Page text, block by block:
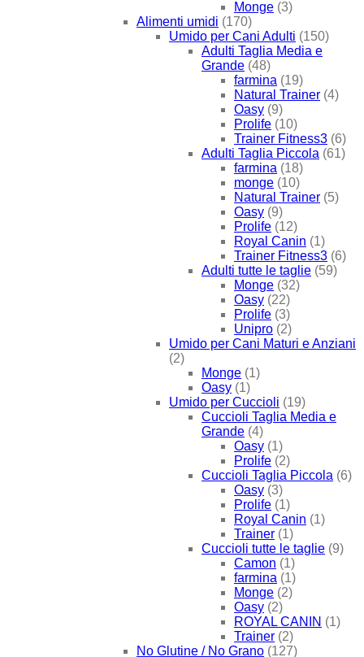
Monge (3)
Alimenti umidi (170)
Umido per Cani Adulti (150)
Adulti Taglia Media e
Grande (48)
farmina (19)
Natural Trainer (4)
Oasy (9)
Prolife (10)
Trainer Fitness3 (6)
Adulti Taglia Piccola (61)
farmina (18)
monge (10)
Natural Trainer (5)
Oasy (9)
Prolife (12)
Royal Canin (1)
Trainer Fitness3 (6)
Adulti tutte le taglie (59)
Monge (32)
Oasy (22)
Prolife (3)
Unipro (2)
Umido per Cani Maturi e Anziani
(2)
Monge (1)
Oasy (1)
Umido per Cuccioli (19)
Cuccioli Taglia Media e
Grande (4)
Oasy (1)
Prolife (2)
Cuccioli Taglia Piccola (6)
Oasy (3)
Prolife (1)
Royal Canin (1)
Trainer (1)
Cuccioli tutte le taglie (9)
Camon (1)
farmina (1)
Monge (2)
Oasy (2)
ROYAL CANIN (1)
Trainer (2)
No Glutine / No Grano (127)